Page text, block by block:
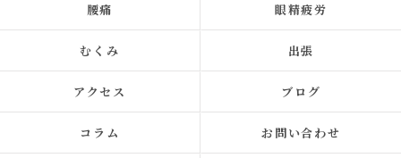
腰痛 眼精疲労
むくみ 出張
アクセス ブログ
コラム お問い合わせ